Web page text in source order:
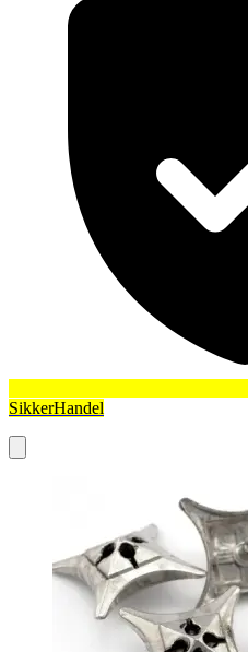
SikkerHandel